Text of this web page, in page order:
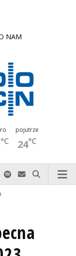
NAM
°C
pojutrze
24°C
nas zadzwoń
Facebook-u
na Xnas na Instagram-ie
Odwiedź nas na TikTok-u
Szukaj nas na Spotify
Wyślij do nas
Szukaj